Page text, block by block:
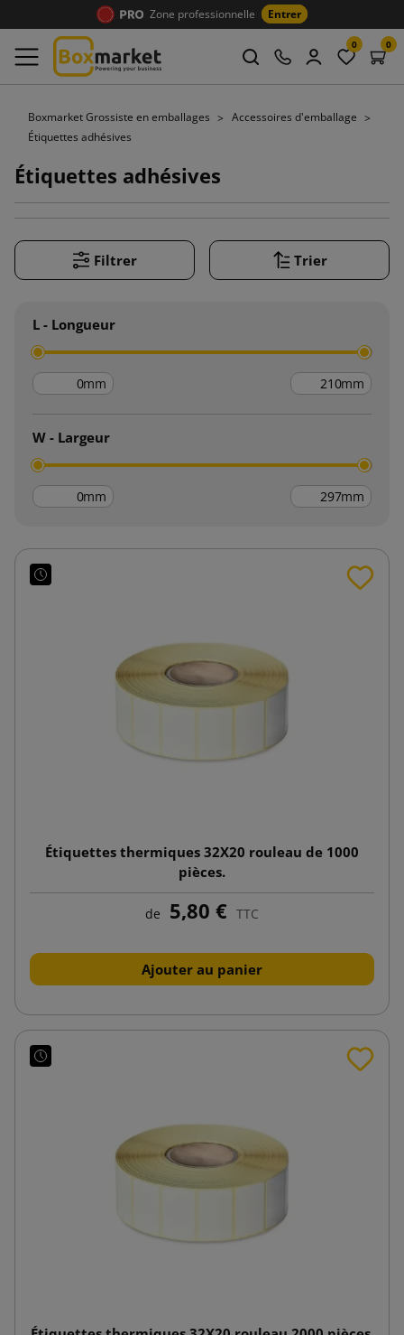
Zone professionnelle Entrer
0 0
Boxmarket Grossiste en emballages
Accessoires d'emballage
Étiquettes adhésives
Étiquettes adhésives
Filtrer Trier
L - Longueur
mm mm
W - Largeur
mm mm
Étiquettes thermiques 32X20 rouleau de 1000
pièces.
de 5,80 € TTC
Ajouter au panier